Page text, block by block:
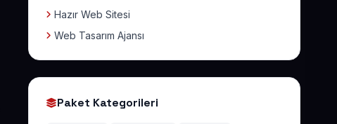
Hazır Web Sitesi
Web Tasarım Ajansı
Paket Kategorileri